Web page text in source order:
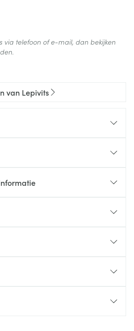
via telefoon of e-mail, dan bekijken
van Lepivits